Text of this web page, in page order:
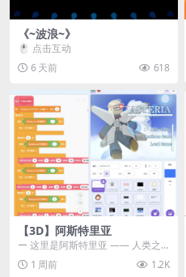
《~波浪~》
🖱️ 点击互动
6 天前
618
【3D】阿斯特里亚
ー 这里是阿斯特里亚 —— 人类之
罪与未来希望交汇之地 📖 游戏简
介 《阿斯特里...
1 周前 1.2K